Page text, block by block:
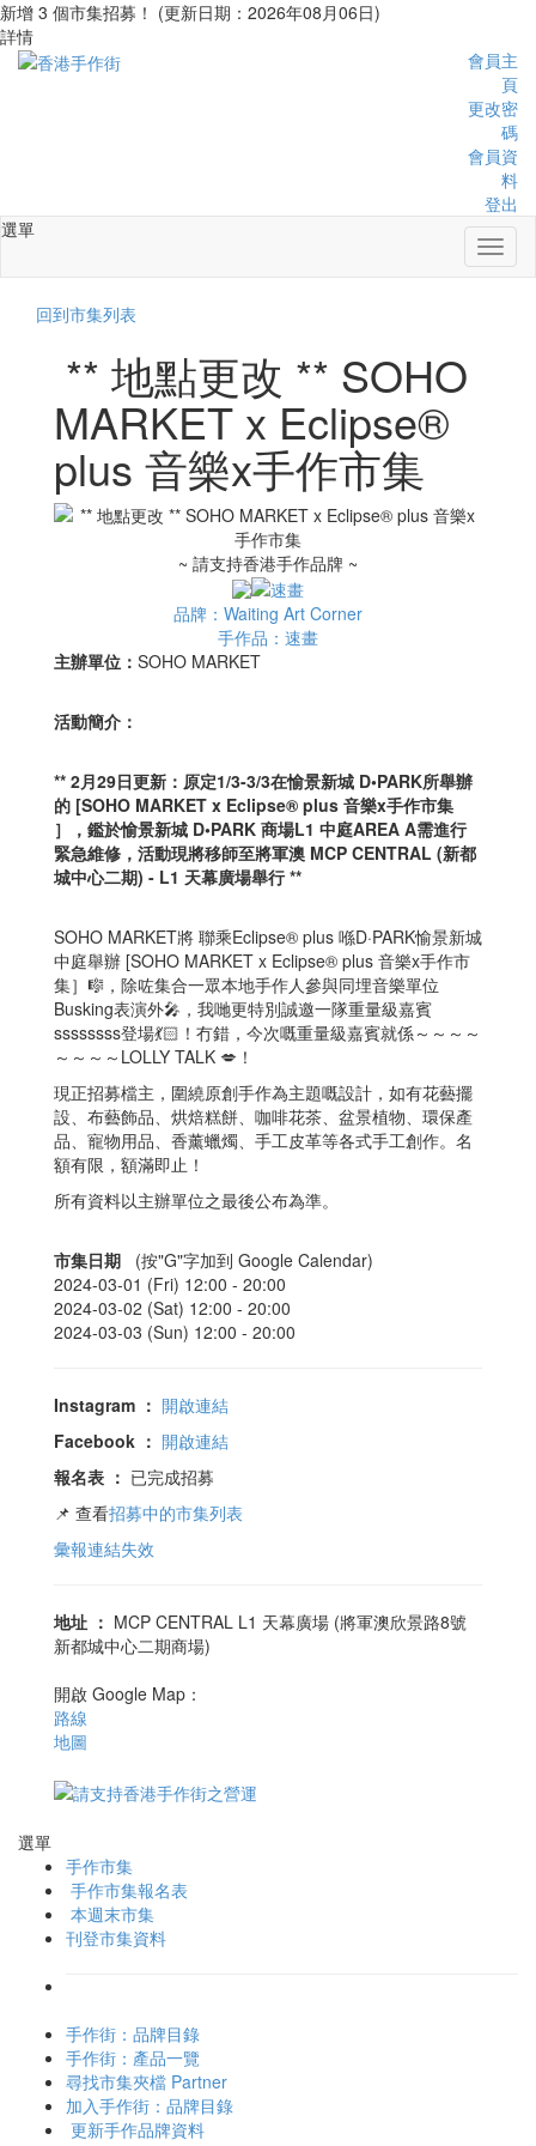
新增 3 個市集招募！ (更新日期：2026年08月06日)
詳情
會員主
頁
更改密
碼
會員資
料
登出
選單
回到市集列表
** 地點更改 ** SOHO
MARKET x Eclipse®️
plus 音樂x手作市集
~ 請支持香港手作品牌 ~
品牌：Waiting Art Corner
手作品：速畫
主辦單位： SOHO MARKET
活動簡介：
** 2月29日更新：原定1/3-3/3在愉景新城 D•PARK所舉辦
的 [SOHO MARKET x Eclipse®️ plus 音樂x手作市集
］，鑑於愉景新城 D•PARK 商場L1 中庭AREA A需進行
緊急維修，活動現將移師至將軍澳 MCP CENTRAL (新都
城中心二期) - L1 天幕廣場舉行 **
SOHO MARKET將 聯乘Eclipse®️ plus 喺D·PARK愉景新城
中庭舉辦 [SOHO MARKET x Eclipse®️ plus 音樂x手作市
集］🎼，除咗集合一眾本地手作人參與同埋音樂單位
Busking表演外🎤，我哋更特別誠邀一隊重量級嘉賓
ssssssss登場💃🏻！冇錯，今次嘅重量級嘉賓就係～～～～
～～～～LOLLY TALK 💋！
現正招募檔主，圍繞原創手作為主題嘅設計，如有花藝擺
設、布藝飾品、烘焙糕餅、咖啡花茶、盆景植物、環保產
品、寵物用品、香薰蠟燭、手工皮革等各式手工創作。名
額有限，額滿即止！
所有資料以主辦單位之最後公布為準。
市集日期
(按"G"字加到 Google Calendar)
2024-03-01 (Fri) 12:00 - 20:00
2024-03-02 (Sat) 12:00 - 20:00
2024-03-03 (Sun) 12:00 - 20:00
Instagram ： 開啟連結
Facebook ： 開啟連結
報名表 ： 已完成招募
📌 查看招募中的市集列表
彙報連結失效
地址 ： MCP CENTRAL L1 天幕廣場 (將軍澳欣景路8號
新都城中心二期商場)
開啟 Google Map：
路線
地圖
選單
手作市集
手作市集報名表
本週末市集
刊登市集資料
手作街：品牌目錄
手作街：產品一覽
尋找市集夾檔 Partner
加入手作街：品牌目錄
更新手作品牌資料